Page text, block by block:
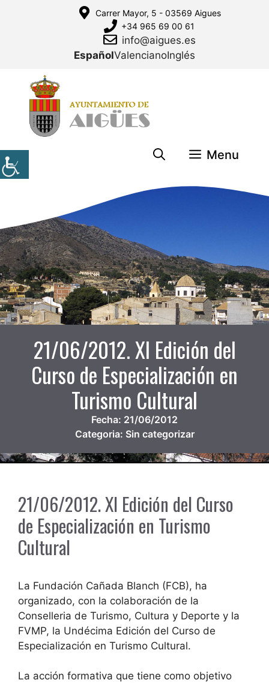
Carrer Mayor, 5 - 03569 Aigues
+34 965 69 00 61
info@aigues.es
EspañolValencianoInglés
Menu
21/06/2012. XI Edición del
Curso de Especialización en
Turismo Cultural
Fecha: 21/06/2012
Categoria: Sin categorizar
21/06/2012. XI Edición del Curso
de Especialización en Turismo
Cultural
La Fundación Cañada Blanch (FCB), ha
organizado, con la colaboración de la
Conselleria de Turismo, Cultura y Deporte y la
FVMP, la Undécima Edición del Curso de
Especialización en Turismo Cultural.
La acción formativa que tiene como objetivo